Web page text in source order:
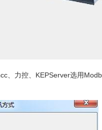
、力控、KEPServer选用